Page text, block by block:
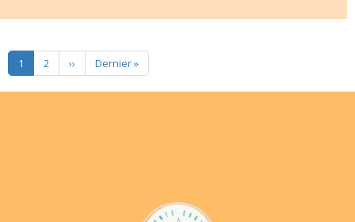
1 2 ››Page suivante
Dernier »Dernière page